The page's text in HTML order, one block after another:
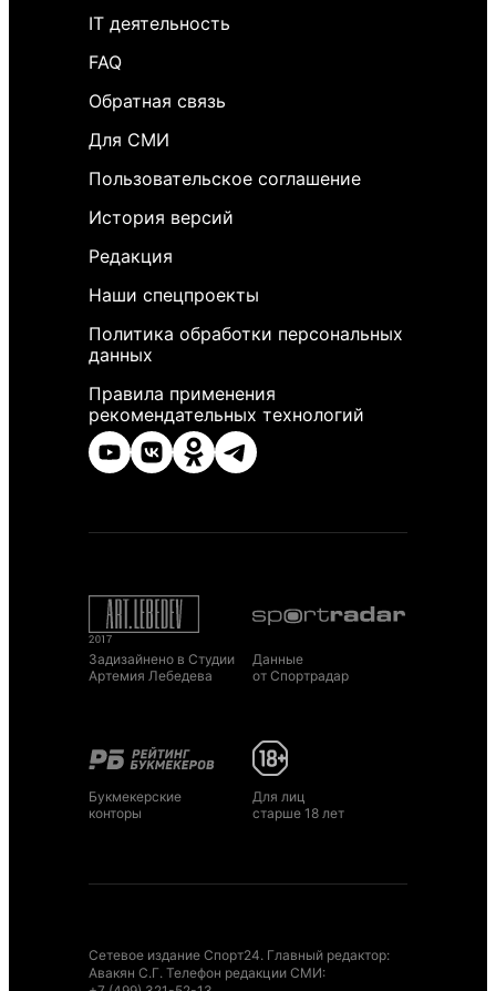
IT деятельность
FAQ
Обратная связь
Для СМИ
Пользовательское соглашение
История версий
Редакция
Наши спецпроекты
Политика обработки персональных
данных
Правила применения
рекомендательных технологий
Задизайнено в Студии
Артемия Лебедева
Данные
от Спортрадар
Букмекерские
конторы
Для лиц
старше 18 лет
Сетевое издание Спорт24. Главный редактор:
Авакян С.Г. Телефон редакции СМИ: